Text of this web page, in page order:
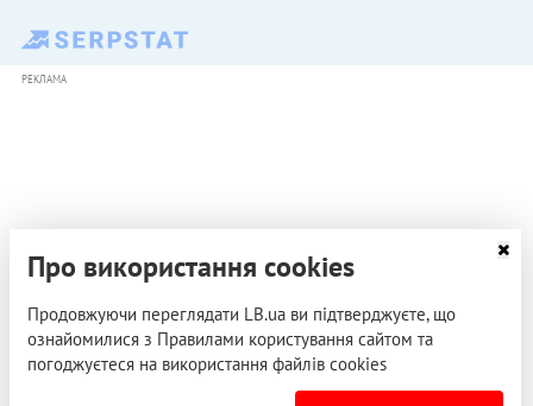
РЕКЛАМА
Про використання cookies
Продовжуючи переглядати LB.ua ви підтверджуєте, що
ознайомилися з Правилами користування сайтом та
погоджуєтеся на використання файлів cookies